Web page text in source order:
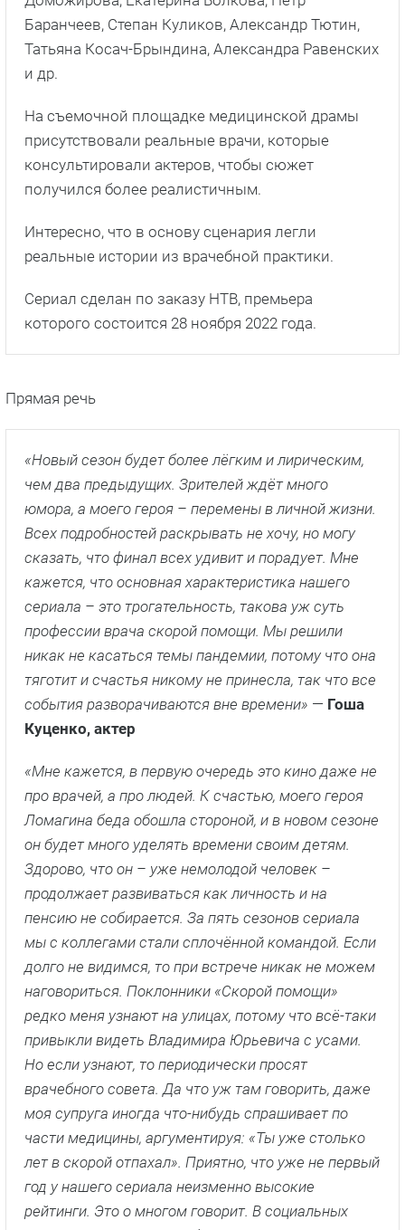
Баранчеев, Степан Куликов, Александр Тютин,
Татьяна Косач-Брындина, Александра Равенских
и др.
На съемочной площадке медицинской драмы
присутствовали реальные врачи, которые
консультировали актеров, чтобы сюжет
получился более реалистичным.
Интересно, что в основу сценария легли
реальные истории из врачебной практики.
Сериал сделан по заказу НТВ, премьера
которого состоится 28 ноября 2022 года.
Прямая речь
«Новый сезон будет более лёгким и лирическим,
чем два предыдущих. Зрителей ждёт много
юмора, а моего героя – перемены в личной жизни.
Всех подробностей раскрывать не хочу, но могу
сказать, что финал всех удивит и порадует. Мне
кажется, что основная характеристика нашего
сериала – это трогательность, такова уж суть
профессии врача скорой помощи. Мы решили
никак не касаться темы пандемии, потому что она
тяготит и счастья никому не принесла, так что все
события разворачиваются вне времени» — Гоша
Куценко, актер
«Мне кажется, в первую очередь это кино даже не
про врачей, а про людей. К счастью, моего героя
Ломагина беда обошла стороной, и в новом сезоне
он будет много уделять времени своим детям.
Здорово, что он – уже немолодой человек –
продолжает развиваться как личность и на
пенсию не собирается. За пять сезонов сериала
мы с коллегами стали сплочённой командой. Если
долго не видимся, то при встрече никак не можем
наговориться. Поклонники «Скорой помощи»
редко меня узнают на улицах, потому что всё-таки
привыкли видеть Владимира Юрьевича с усами.
Но если узнают, то периодически просят
врачебного совета. Да что уж там говорить, даже
моя супруга иногда что-нибудь спрашивает по
части медицины, аргументируя: «Ты уже столько
лет в скорой отпахал». Приятно, что уже не первый
год у нашего сериала неизменно высокие
рейтинги. Это о многом говорит. В социальных